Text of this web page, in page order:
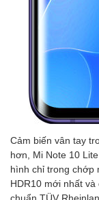
Cảm biến vân tay
hơn, Mi Note 10
hình chỉ trong chớp
HDR10 mới nhất